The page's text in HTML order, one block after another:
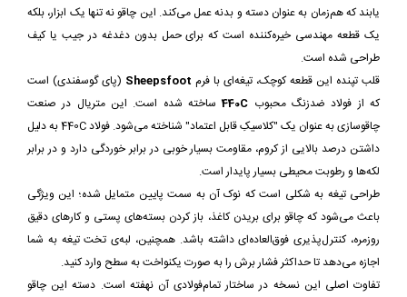
یابند که هم‌زمان به عنوان دسته و بدنه عمل می‌کند. این چاقو نه تنها یک ابزار، بلکه
یک قطعه مهندسی خیره‌کننده است که برای حمل بدون دغدغه در جیب یا کیف
طراحی شده است.
قلب تپنده این قطعه کوچک، تیغه‌ای با فرم Sheepsfoot (پای گوسفندی) است
که از فولاد ضدزنگ محبوب 440Cساخته شده است. این متریال در صنعت
چاقوسازی به عنوان یک "کلاسیکِ قابل اعتماد" شناخته می‌شود. فولاد 440C به دلیل
داشتن درصد بالایی از کروم، مقاومت بسیار خوبی در برابر خوردگی دارد و در برابر
لکه‌ها و رطوبت محیطی بسیار پایدار است.
طراحی تیغه به شکلی است که نوک آن به سمت پایین متمایل شده؛ این ویژگی
باعث می‌شود که چاقو برای بریدن کاغذ، باز کردن بسته‌های پستی و کارهای دقیق
روزمره، کنترل‌پذیری فوق‌العاده‌ای داشته باشد. همچنین، لبه‌ی تخت تیغه به شما
اجازه می‌دهد تا حداکثر فشار برش را به صورت یکنواخت به سطح وارد کنید.
تفاوت اصلی این نسخه در ساختار تمام‌فولادی آن نهفته است. دسته این چاقو